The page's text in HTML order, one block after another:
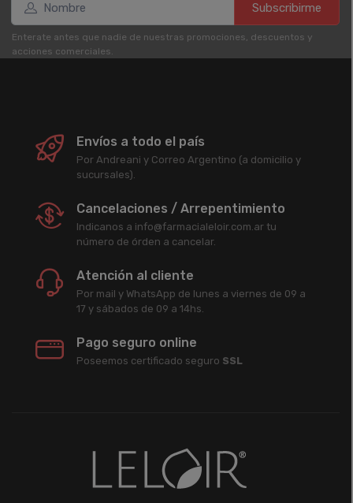
Subscribirme
Enterate antes que nadie de nuestras promociones, descuentos y
acciones comerciales.
Envíos a todo el país
Por Andreani y Correo Argentino (a domicilio y
sucursales).
Cancelaciones / Arrepentimiento
Indicanos a info@farmacialeloir.com.ar tu
número de órden a cancelar.
Atención al cliente
Por mail y WhatsApp de lunes a viernes de 09 a
17 y sábados de 09 a 14hs.
Pago seguro online
Poseemos certificado seguro SSL